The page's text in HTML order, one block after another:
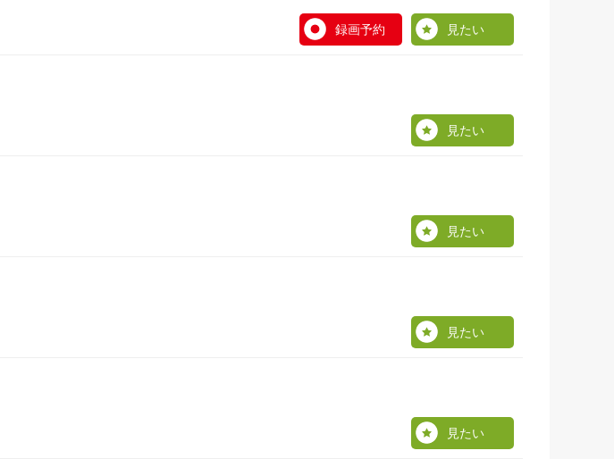
録画予約 見たい
見たい
見たい
見たい
見たい